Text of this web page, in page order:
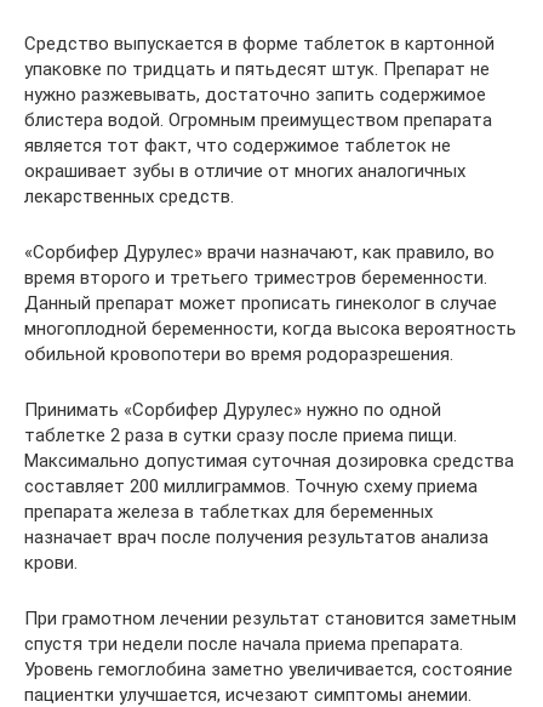
Средство выпускается в форме таблеток в картонной
упаковке по тридцать и пятьдесят штук. Препарат не
нужно разжевывать, достаточно запить содержимое
блистера водой. Огромным преимуществом препарата
является тот факт, что содержимое таблеток не
окрашивает зубы в отличие от многих аналогичных
лекарственных средств.
«Сорбифер Дурулес» врачи назначают, как правило, во
время второго и третьего триместров беременности.
Данный препарат может прописать гинеколог в случае
многоплодной беременности, когда высока вероятность
обильной кровопотери во время родоразрешения.
Принимать «Сорбифер Дурулес» нужно по одной
таблетке 2 раза в сутки сразу после приема пищи.
Максимально допустимая суточная дозировка средства
составляет 200 миллиграммов. Точную схему приема
препарата железа в таблетках для беременных
назначает врач после получения результатов анализа
крови.
При грамотном лечении результат становится заметным
спустя три недели после начала приема препарата.
Уровень гемоглобина заметно увеличивается, состояние
пациентки улучшается, исчезают симптомы анемии.